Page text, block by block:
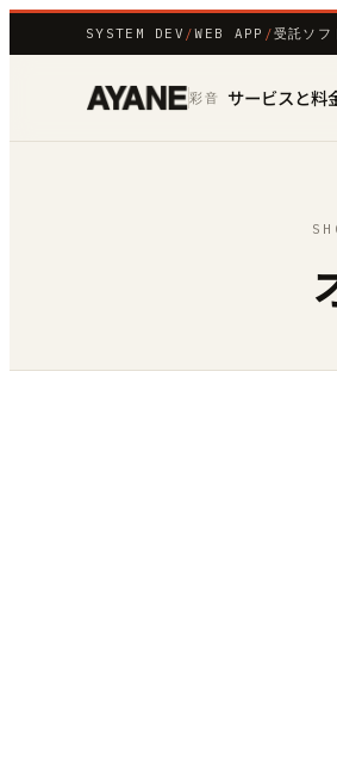
SYSTEM DEV /WEB APP /受託ソフ
彩音 サービスと料